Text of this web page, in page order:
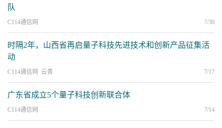
队
C114通信网 7/30
时隔2年，山西省再启量子科技先进技术和创新产品征集活
动
C114通信网 云青 7/17
广东省成立5个量子科技创新联合体
C114通信网 7/14